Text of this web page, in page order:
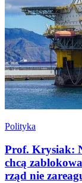
Polityka
Prof. Krysiak:
chcą
rząd nie